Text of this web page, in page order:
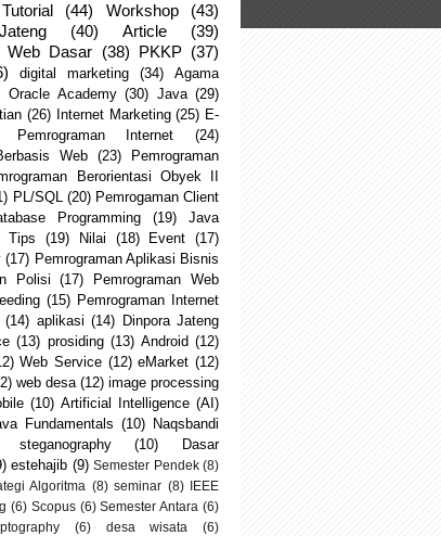
Tutorial (44) Workshop
(43)
(40) Article
(39)
Web Dasar (38) PKKP (37)
digital marketing (34)
Agama
Oracle Academy (30) Java (29)
(26) Internet Marketing (25) E-
Pemrograman Internet
(24)
Web
(23)
Pemrograman
Berorientasi Obyek II
PL/SQL (20) Pemrogaman Client
Programming (19)
Java
Tips (19) Nilai (18) Event
(17)
(17) Pemrograman Aplikasi Bisnis
Polisi (17)
Pemrograman Web
(15) Pemrograman Internet
(14) aplikasi (14) Dinpora Jateng
(13) prosiding (13) Android (12)
Web Service (12) eMarket (12)
web desa (12) image processing
(10) Artificial Intelligence (AI)
Fundamentals (10) Naqsbandi
steganography (10)
Dasar
estehajib (9) Semester Pendek (8)
Algoritma (8) seminar (8)
IEEE
(6) Scopus (6) Semester Antara (6)
(6) desa wisata
(6)